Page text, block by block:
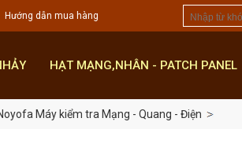
HẠT MẠNG,NHÂN - PATCH PANEL
Máy kiểm tra Mạng - Quang - Điện
Hướng dẫn mua hàng